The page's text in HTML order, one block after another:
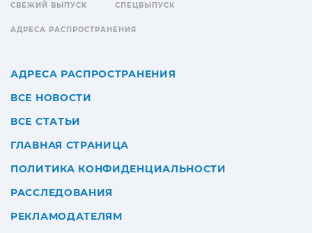
СВЕЖИЙ ВЫПУСК СПЕЦВЫПУСК
АДРЕСА РАСПРОСТРАНЕНИЯ
АДРЕСА РАСПРОСТРАНЕНИЯ
ВСЕ НОВОСТИ
ВСЕ СТАТЬИ
ГЛАВНАЯ СТРАНИЦА
ПОЛИТИКА КОНФИДЕНЦИАЛЬНОСТИ
РАССЛЕДОВАНИЯ
РЕКЛАМОДАТЕЛЯМ